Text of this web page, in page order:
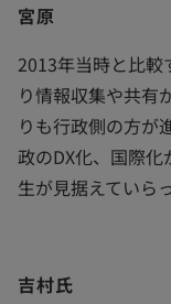
宮原
2013年当時と比較
り情報収集や共有
りも行政側の方が
政のDX化、国際
生が見据えていら
吉村氏